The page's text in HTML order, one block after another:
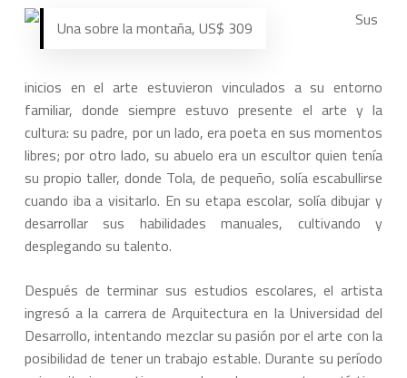
Una sobre la montaña, US$ 309 Sus
inicios en el arte estuvieron vinculados a su entorno
familiar, donde siempre estuvo presente el arte y la
cultura: su padre, por un lado, era poeta en sus momentos
libres; por otro lado, su abuelo era un escultor quien tenía
su propio taller, donde Tola, de pequeño, solía escabullirse
cuando iba a visitarlo. En su etapa escolar, solía dibujar y
desarrollar sus habilidades manuales, cultivando y
desplegando su talento.
Después de terminar sus estudios escolares, el artista
ingresó a la carrera de Arquitectura en la Universidad del
Desarrollo, intentando mezclar su pasión por el arte con la
posibilidad de tener un trabajo estable. Durante su período